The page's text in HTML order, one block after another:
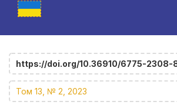
https://doi.org/10.36910/6775-2308-
Том 13, № 2, 2023